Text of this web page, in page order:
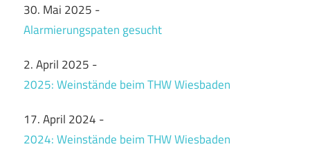
30. Mai 2025 -
Alarmierungspaten gesucht
2. April 2025 -
2025: Weinstände beim THW Wiesbaden
17. April 2024 -
2024: Weinstände beim THW Wiesbaden